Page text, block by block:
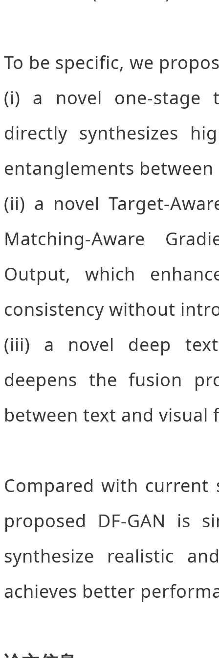
To be specific, we
(i) a novel one-stage
directly synthesizes
entanglements
(ii) a novel Target-
Matching-Aware
Output, which
consistency without
(iii) a novel deep
deepens the fusion
between text and visual
Compared with
proposed DF-GAN is
synthesize realistic
achieves better